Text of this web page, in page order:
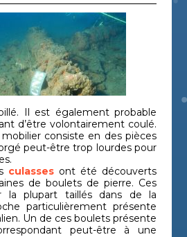
Il est également probable
d’être volontairement coulé.
mobilier consiste en des pièces
peut-être trop lourdes pour
culasses ont été découverts
de boulets de pierre. Ces
la plupart taillés dans de la
particulièrement présente
Un de ces boulets présente
peut-être à une